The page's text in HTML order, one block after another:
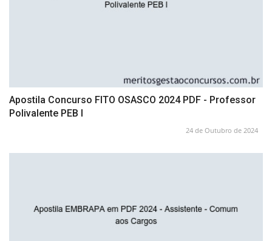
Apostila Concurso FITO OSASCO 2024 PDF - Professor
Polivalente PEB I
24 de Outubro de 2024